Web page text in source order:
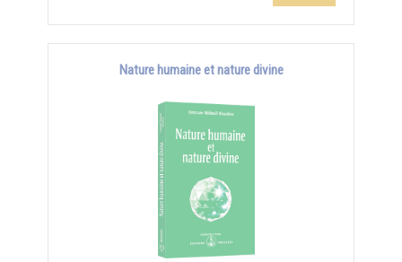
Nature humaine et nature divine